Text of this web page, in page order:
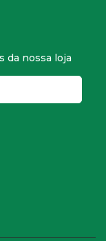
da nossa loja